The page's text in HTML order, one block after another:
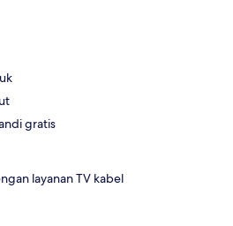
gratis
layanan TV kabel